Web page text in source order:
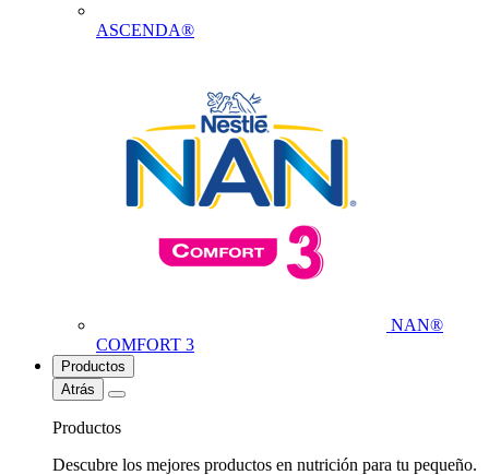
ASCENDA®
NAN®
COMFORT 3
Productos
Atrás
Productos
Descubre los mejores productos en nutrición para tu pequeño.